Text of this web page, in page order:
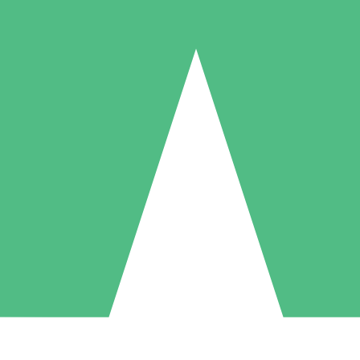
Packs de Crédits Individuels
à l'utilisation avec des crédits de téléchargement. Sans engagement
5 Téléchargements
US$